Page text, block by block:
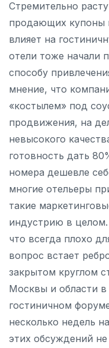
Стремительно
продающих купоны
влияет на
отели тоже начали
способу
мнение, что
«костылем» под
продвижения, на
невысокого
готовность дать
номера дешевле
многие отельеры
такие
индустрию в
что всегда плохо
вопрос встает
закрытом круглом
Москвы и области
гостиничном
несколько недель
этих обсуждений